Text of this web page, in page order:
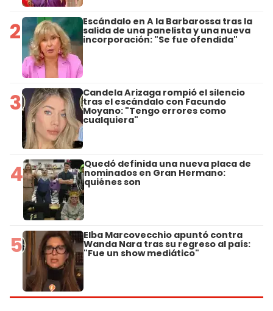
2 Escándalo en A la Barbarossa tras la
salida de una panelista y una nueva
incorporación: "Se fue ofendida"
3 Candela Arizaga rompió el silencio
tras el escándalo con Facundo
Moyano: "Tengo errores como
cualquiera"
4 Quedó definida una nueva placa de
nominados en Gran Hermano:
quiénes son
5 Elba Marcovecchio apuntó contra
Wanda Nara tras su regreso al país:
"Fue un show mediático"